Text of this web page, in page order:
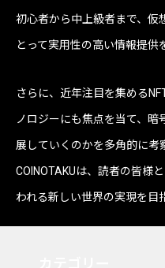
初心者から中上級者まで、仮
とって実用性の高い情報提供
さらに、近年注目を集める
ノロジーにも焦点を当て、
展していくのかを多角的に考
COINOTAKUは、読者の皆様
われる新しい世界の実現を目